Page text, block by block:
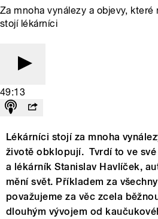
Za mnoha vynálezy a objevy,
stojí lékárníci
49:13
Lékárníci stojí za mnoha
životě obklopují. Tvrdí to ve
a lékárník Stanislav Havlíček,
mění svět. Příkladem za
považujeme za věc zcela
dlouhým vývojem od